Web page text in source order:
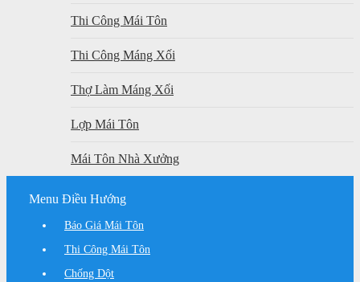
Thi Công Mái Tôn
Thi Công Máng Xối
Thợ Làm Máng Xối
Lợp Mái Tôn
Mái Tôn Nhà Xưởng
Menu Điều Hướng
Báo Giá Mái Tôn
Thi Công Mái Tôn
Chống Dột